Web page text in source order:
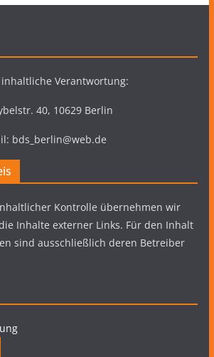
Verantwortung:
40, 10629 Berlin
bds_berlin@web.de
Kontrolle übernehmen wir
Inhalte externer Links. Für den Inhalt
sind ausschließlich deren Betreiber